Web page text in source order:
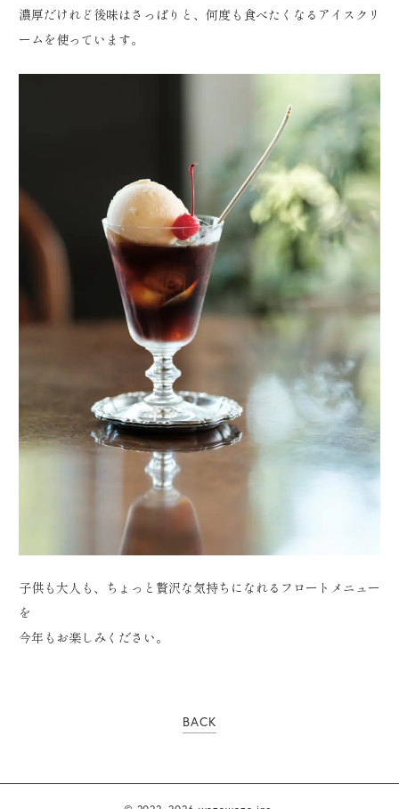
濃厚だけれど後味はさっぱりと、何度も食べたくなるアイスクリ
ームを使っています。
子供も大人も、ちょっと贅沢な気持ちになれるフロートメニュー
を
今年もお楽しみください。
BACK